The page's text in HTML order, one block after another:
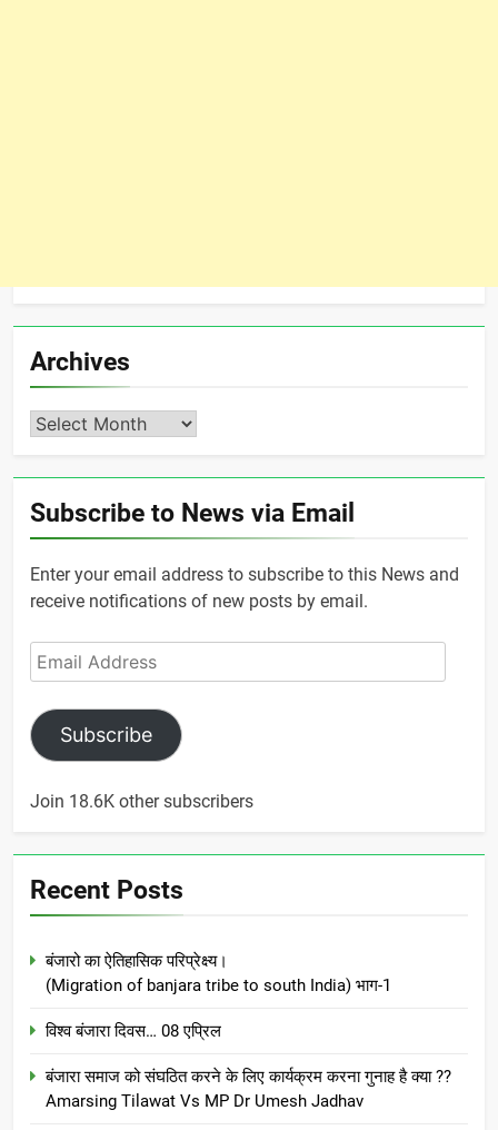
Archives
Archives
Subscribe to News via Email
Enter your email address to subscribe to this News and
receive notifications of new posts by email.
Email
Address
Subscribe
Join 18.6K other subscribers
Recent Posts
बंजारो का ऐतिहासिक परिप्रेक्ष्य।
(Migration of banjara tribe to south India) भाग-1
विश्व बंजारा दिवस… 08 एप्रिल
बंजारा समाज को संघठित करने के लिए कार्यक्रम करना गुनाह है क्या ??
Amarsing Tilawat Vs MP Dr Umesh Jadhav